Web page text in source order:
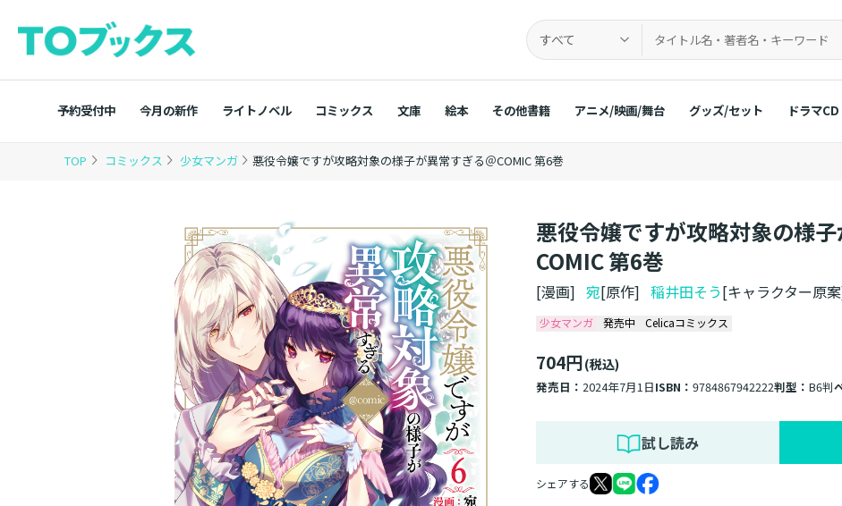
すべて
予約受付中 今月の新作 ライトノベル コミックス 文庫 絵本 その他書籍 アニメ/映画/舞台 グッズ/セット ドラマCD
TOP コミックス 少女マンガ 悪役令嬢ですが攻略対象の様子が異常すぎる＠COMIC 第6巻
悪役令嬢ですが攻略対象の様
COMIC 第6巻
[漫画]宛[原作]稲井田そう[キャラクター原
少女マンガ 発売中 Celicaコミックス
704円(税込)
発売日：2024年7月1日ISBN：9784867942222判型：B6判
試し読み
シェアする